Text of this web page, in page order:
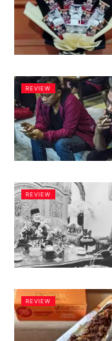
REVIEW
REVIEW
REVIEW